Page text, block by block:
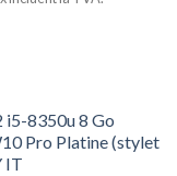
8350u 8 Go
Pro Platine (stylet
IT